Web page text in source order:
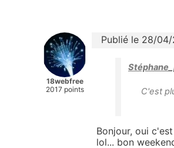
18webfree
2017 points
Publié le 28/
C'est
Bonjour, oui
lol... bon